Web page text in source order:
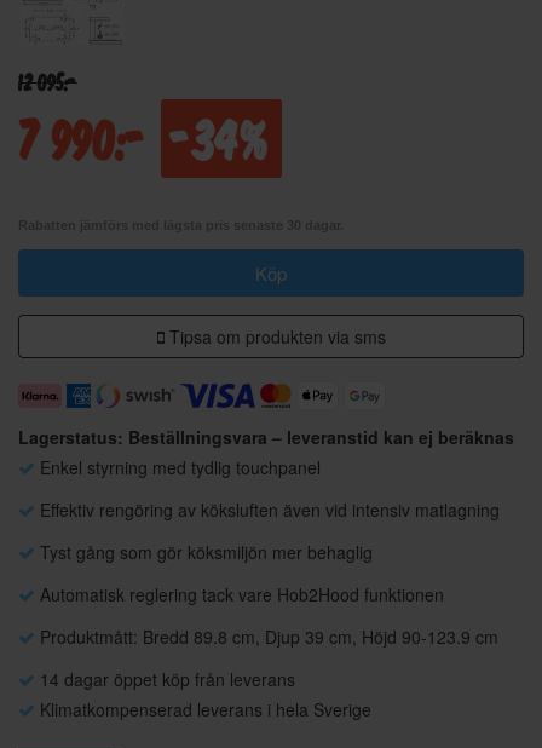
12 095:-
7 990:- -34%
Köp
Tipsa om produkten via sms
Lagerstatus: Beställningsvara – leveranstid kan ej beräknas
Enkel styrning med tydlig touchpanel
Effektiv rengöring av köksluften även vid intensiv matlagning
Tyst gång som gör köksmiljön mer behaglig
Automatisk reglering tack vare Hob2Hood funktionen
Produktmått: Bredd 89.8 cm, Djup 39 cm, Höjd 90-123.9 cm
14 dagar öppet köp från leverans
Klimatkompenserad leverans i hela Sverige